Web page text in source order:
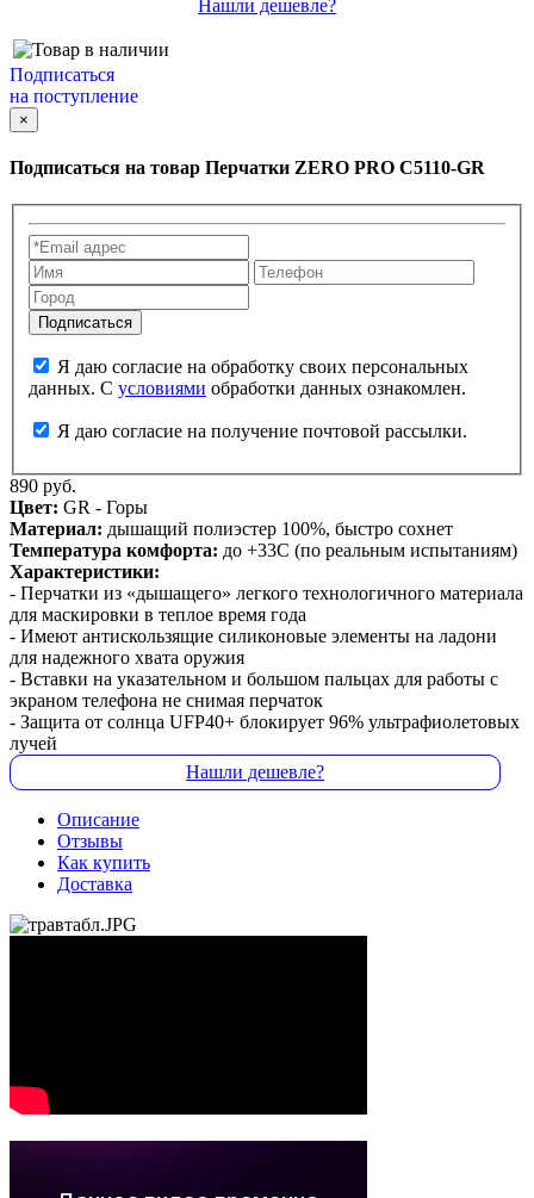
Нашли дешевле?
Подписаться
на поступление
×
Подписаться на товар Перчатки ZERO PRO C5110-GR
данных. С условиями обработки данных ознакомлен.
Я даю согласие на получение почтовой рассылки.
890 руб.
Цвет: GR - Горы
Материал: дышащий полиэстер 100%, быстро сохнет
Температура комфорта: до +33С (по реальным испытаниям)
Характеристики:
- Перчатки из «дышащего» легкого технологичного материала
для маскировки в теплое время года
- Имеют антискользящие силиконовые элементы на ладони
для надежного хвата оружия
- Вставки на указательном и большом пальцах для работы с
экраном телефона не снимая перчаток
- Защита от солнца UFP40+ блокирует 96% ультрафиолетовых
лучей
Нашли дешевле?
Описание
Отзывы
Как купить
Доставка